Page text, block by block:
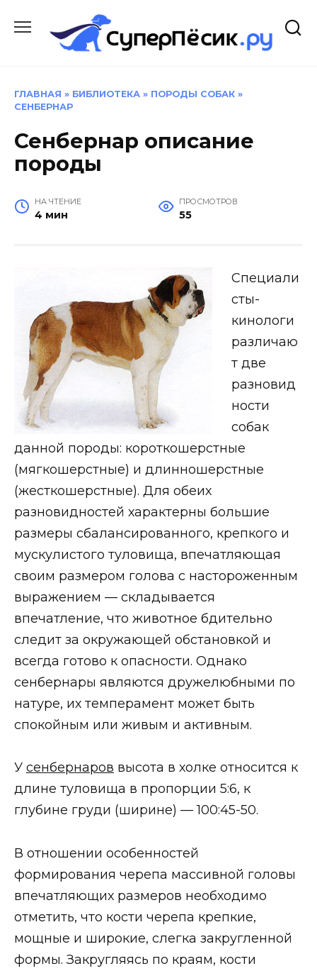
содержанию
ГЛАВНАЯ » БИБЛИОТЕКА » ПОРОДЫ СОБАК »
СЕНБЕРНАР
Сенбернар описание
породы
НА ЧТЕНИЕ
4 мин
ПРОСМОТРОВ
55
Специали
сты-
кинологи
различаю
т две
разновид
ности
собак
данной породы: короткошерстные
(мягкошерстные) и длинношерстные
(жесткошерстные). Для обеих
разновидностей характерны большие
размеры сбалансированного, крепкого и
мускулистого туловища, впечатляющая
своим размером голова с настороженным
выражением — складывается
впечатление, что животное бдительно
следит за окружающей обстановкой и
всегда готово к опасности. Однако
сенбернары являются дружелюбными по
натуре, их темперамент может быть
спокойным или живым и активным.
У сенбернаров высота в холке относится к
длине туловища в пропорции 5:6, к
глубине груди (ширине) — 100:45-50.
В отношении особенностей
формирования черепа массивной головы
впечатляющих размеров необходимо
отметить, что кости черепа крепкие,
мощные и широкие, слегка закругленной
формы. Закругляясь по краям, кости